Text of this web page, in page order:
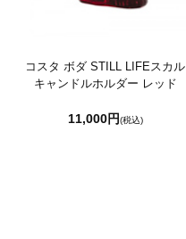
コスタ ボダ STILL LIFEスカル
キャンドルホルダー レッド
11,000円(税込)